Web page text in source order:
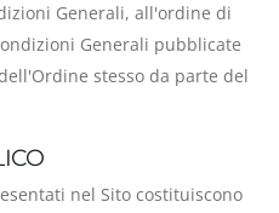
Generali, all'ordine di
Generali pubblicate
stesso da parte del
nel Sito costituiscono